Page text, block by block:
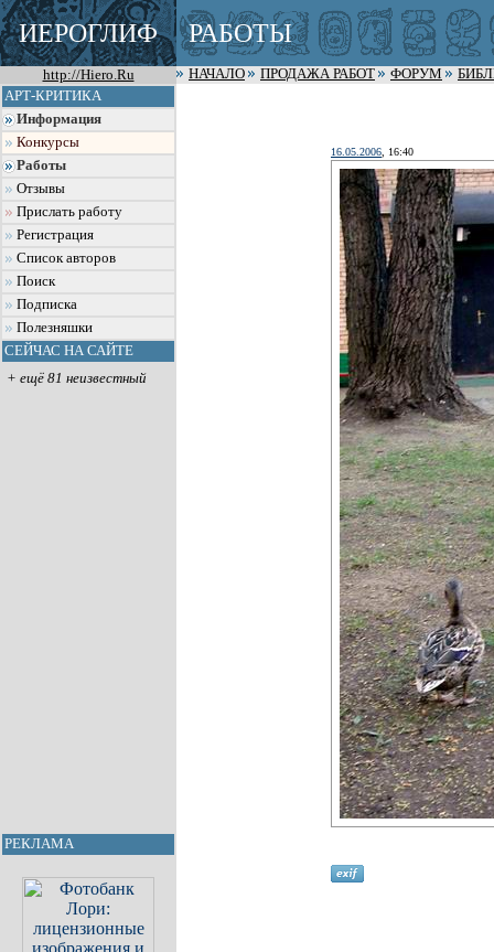
ИЕРОГЛИФ РАБОТЫ
http://Hiero.Ru НАЧАЛО ПРОДАЖА РАБОТ ФОРУМ
АРТ-КРИТИКА
Информация
Конкурсы
Работы
Отзывы
Прислать работу
Регистрация
Список авторов
Поиск
Подписка
Полезняшки
СЕЙЧАС НА САЙТЕ
+ ещё 81 неизвестный
РЕКЛАМА
16.05.2006 , 16:40